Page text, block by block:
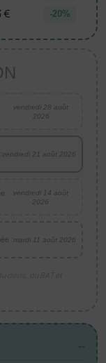
€ -20%
vendredi 28 août
2026
vendredi 21 août 2026
vendredi 14 août
2026
:mardi 11 août 2026
--